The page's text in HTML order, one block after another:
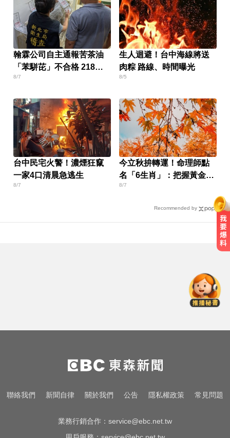
翰霖公司自主通報苦茶油
「苯駢芘」不合格 218瓶
緊急下架
8/7
生人迴避！台中海線將送
肉粽 路線、時間曝光
8/5
台中民宅火警！濃煙狂竄
一家4口清晨急逃生
8/7
今立秋拚轉運！命理師點
名「6生肖」：把握黃金7
天
8/7
Recommended by
時間拉長 北台恐迎狂風暴雨
中職／陳傑憲轟2分砲貢獻3打點！
統一獅8:2味全龍
台中恐怖車禍！婦人遭大貨車猛撞
聯絡我們 新聞自律 關於我們 公告 隱私權政策 常見問題
業務行銷合作： service@ebc.net.tw